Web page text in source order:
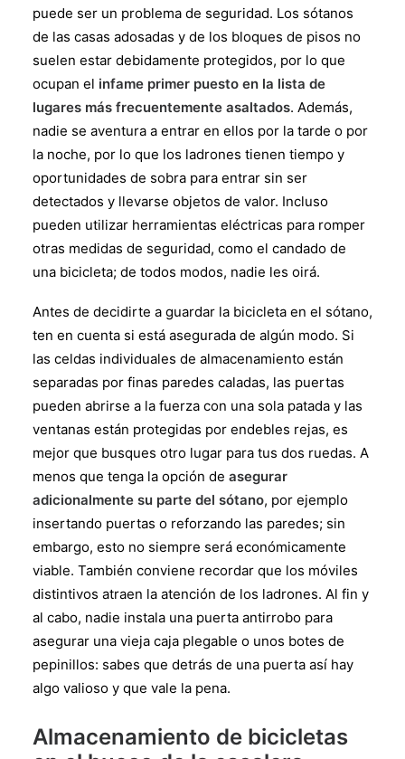
puede ser un problema de seguridad. Los sótanos
de las casas adosadas y de los bloques de pisos no
suelen estar debidamente protegidos, por lo que
ocupan el infame primer puesto en la lista de
lugares más frecuentemente asaltados. Además,
nadie se aventura a entrar en ellos por la tarde o por
la noche, por lo que los ladrones tienen tiempo y
oportunidades de sobra para entrar sin ser
detectados y llevarse objetos de valor. Incluso
pueden utilizar herramientas eléctricas para romper
otras medidas de seguridad, como el candado de
una bicicleta; de todos modos, nadie les oirá.
Antes de decidirte a guardar la bicicleta en el sótano,
ten en cuenta si está asegurada de algún modo. Si
las celdas individuales de almacenamiento están
separadas por finas paredes caladas, las puertas
pueden abrirse a la fuerza con una sola patada y las
ventanas están protegidas por endebles rejas, es
mejor que busques otro lugar para tus dos ruedas. A
menos que tenga la opción de asegurar
adicionalmente su parte del sótano, por ejemplo
insertando puertas o reforzando las paredes; sin
embargo, esto no siempre será económicamente
viable. También conviene recordar que los móviles
distintivos atraen la atención de los ladrones. Al fin y
al cabo, nadie instala una puerta antirrobo para
asegurar una vieja caja plegable o unos botes de
pepinillos: sabes que detrás de una puerta así hay
algo valioso y que vale la pena.
Almacenamiento de bicicletas